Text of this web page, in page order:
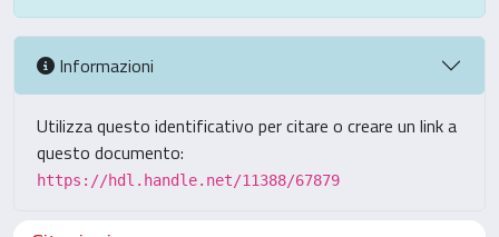
Informazioni
Utilizza questo identificativo per citare o creare un link a
questo documento:
https://hdl.handle.net/11388/67879